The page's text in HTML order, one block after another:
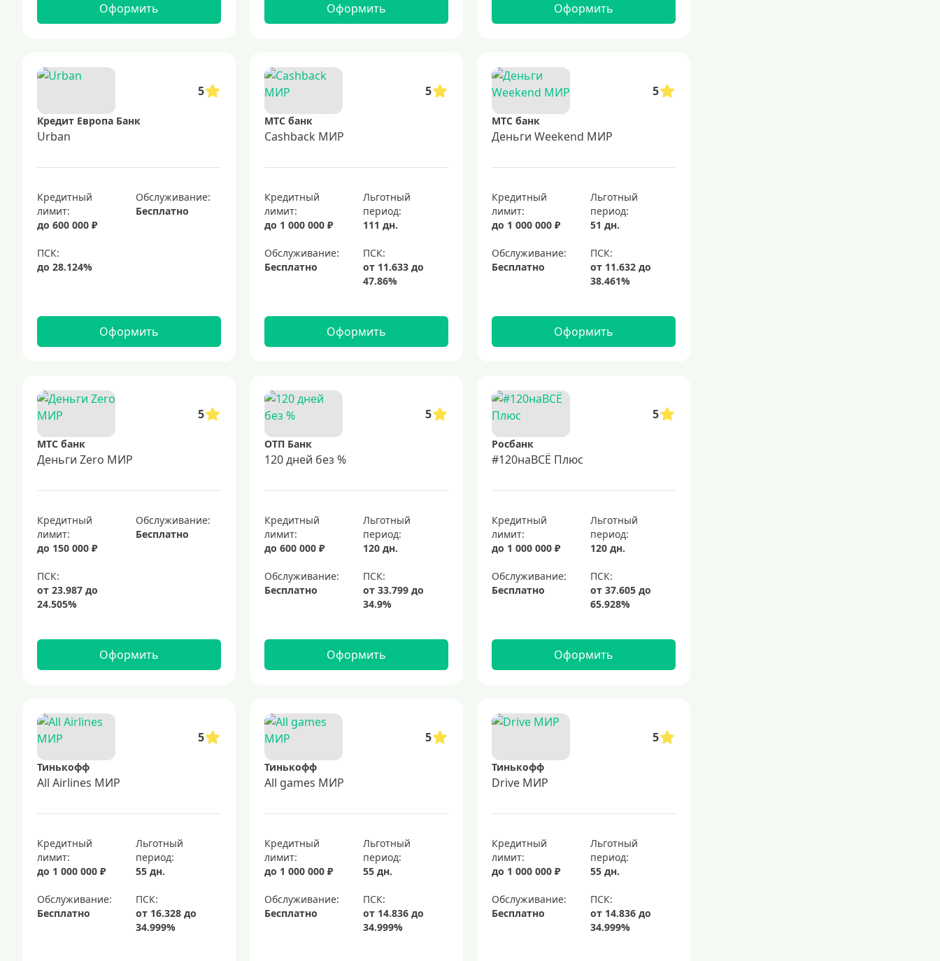
Оформить Оформить Оформить
5
Кредит Европа Банк
Urban
Кредитный
лимит:
до 600 000 ₽
Обслуживание:
Бесплатно
Оформить
5
МТС банк
Cashback МИР
Кредитный
лимит:
до 1 000 000 ₽
Льготный
период:
111 дн.
Обслуживание:
Бесплатно
Оформить
5
МТС банк
Деньги Weekend МИР
Кредитный
лимит:
до 1 000 000 ₽
Льготный
период:
51 дн.
Обслуживание:
Бесплатно
Оформить
5
МТС банк
Деньги Zero МИР
Кредитный
лимит:
до 150 000 ₽
Обслуживание:
Бесплатно
Оформить
5
ОТП Банк
120 дней без %
Кредитный
лимит:
до 600 000 ₽
Льготный
период:
120 дн.
Обслуживание:
Бесплатно
Оформить
5
Росбанк
#120наВСЁ Плюс
Кредитный
лимит:
до 1 000 000 ₽
Льготный
период:
120 дн.
Обслуживание:
Бесплатно
Оформить
5
Тинькофф
All Airlines МИР
Кредитный
лимит:
до 1 000 000 ₽
Льготный
период:
55 дн.
Обслуживание:
Бесплатно
5
Тинькофф
All games МИР
Кредитный
лимит:
до 1 000 000 ₽
Льготный
период:
55 дн.
Обслуживание:
Бесплатно
5
Тинькофф
Drive МИР
Кредитный
лимит:
до 1 000 000 ₽
Льготный
период:
55 дн.
Обслуживание:
Бесплатно